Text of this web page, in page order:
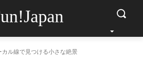
カル線で見つける小さな絶景